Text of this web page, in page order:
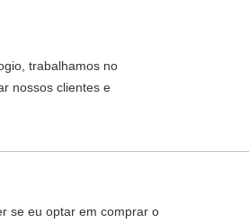
trabalhamos no
nossos clientes e
se eu optar em comprar o